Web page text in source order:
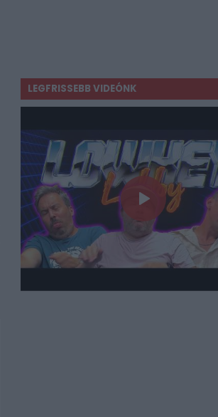
LEGFRISSEBB VIDEÓNK